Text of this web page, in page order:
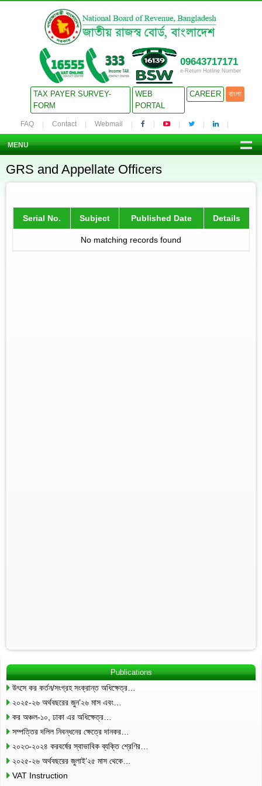
09643717171
e-Return Hotline Number
TAX PAYER SURVEY-
FORM
WEB
PORTAL
CAREER বাংলা
FAQ Contact Webmail
MENU
GRS and Appellate Officers
Serial No. Subject Published Date Details
No matching records found
Publications
উৎসে কর কর্তন/সংগ্রহ সংক্রান্ত অধিক্ষেত্র…
২০২৫-২৬ অর্থবছরের জুন’২৬ মাস এবং…
কর অঞ্চল-১০, ঢাকা এর অধিক্ষেত্র…
সম্পত্তির দলিল নিবন্ধনের ক্ষেত্রে দানকর…
২০২৩-২০২৪ করবর্ষের স্বাভাবিক ব্যক্তি শ্রেণির…
২০২৫-২৬ অর্থবছরের জুলাই’২৫ মাস থেকে…
VAT Instruction